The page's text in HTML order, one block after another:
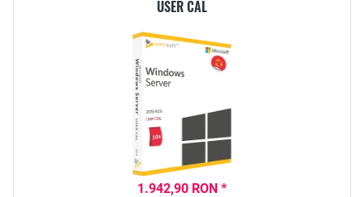
USER CAL
1.942,90 RON *